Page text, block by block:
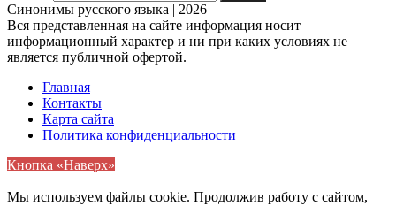
Синонимы русского языка | 2026
Вся представленная на сайте информация носит
информационный характер и ни при каких условиях не
является публичной офертой.
Главная
Контакты
Карта сайта
Политика конфиденциальности
Кнопка «Наверх»
Мы используем файлы cookie. Продолжив работу с сайтом,